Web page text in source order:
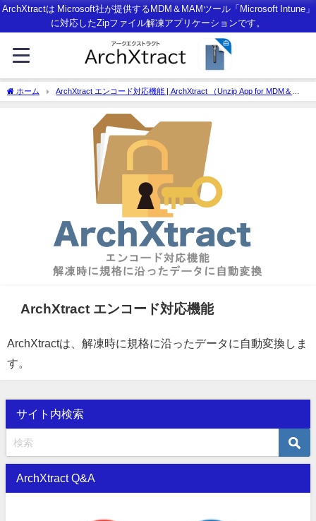
ArchXtractは Microsoft社が提供するMDM＆MAMツール「Microsoft Intune」
に対応したZipファイル解凍アプリケーションです。
ホーム
ArchXtract エンコード対応機能 | ArchXtract （Unzip App for MDM＆
MAM with Microsoft Intune）
ArchXtract エンコード対応機能
ArchXtractは、解凍時に規格に沿ったデータに自動変換しま
す。
サイト内検索
ArchXtract Q&A